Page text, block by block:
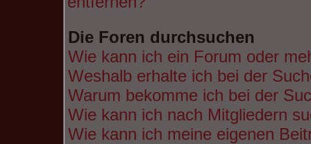
Die Foren durchsuchen
Wie kann ich ein Forum oder
Weshalb erhalte ich bei der
Warum bekomme ich bei der
Wie kann ich nach Mitgliedern
Wie kann ich meine eigenen